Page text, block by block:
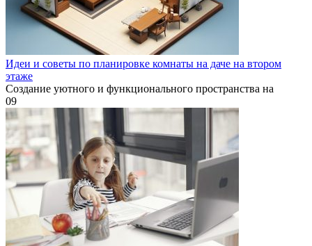
Идеи и советы по планировке комнаты на даче на втором
этаже
Создание уютного и функционального пространства на
09